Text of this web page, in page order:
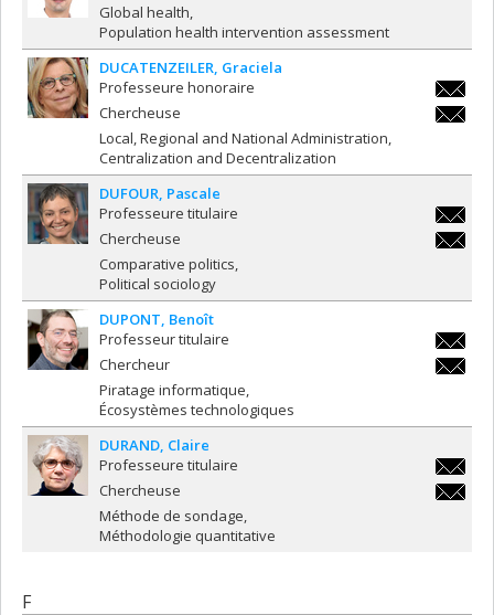
Global health
Population health intervention assessment
DUCATENZEILER Graciela
Professeure honoraire
Chercheuse
Local, Regional and National Administration
Centralization and Decentralization
DUFOUR Pascale
Professeure titulaire
Chercheuse
Comparative politics
Political sociology
DUPONT Benoît
Professeur titulaire
Chercheur
Piratage informatique
Écosystèmes technologiques
DURAND Claire
Professeure titulaire
Chercheuse
Méthode de sondage
Méthodologie quantitative
F